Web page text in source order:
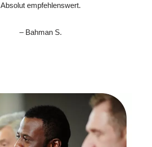
Absolut empfehlenswert.
– Bahman S.